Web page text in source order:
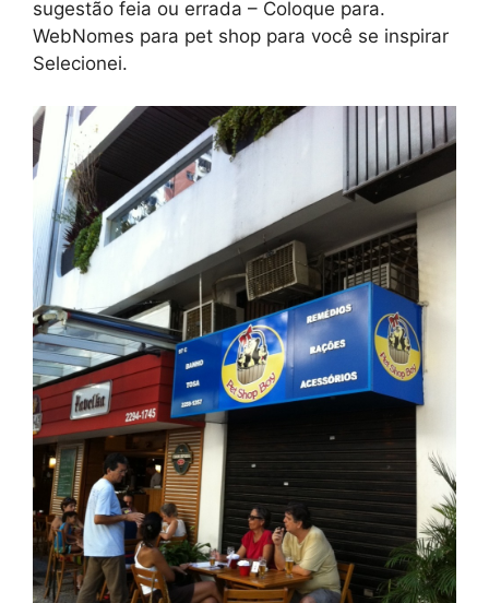
sugestão feia ou errada – Coloque para.
WebNomes para pet shop para você se inspirar
Selecionei.